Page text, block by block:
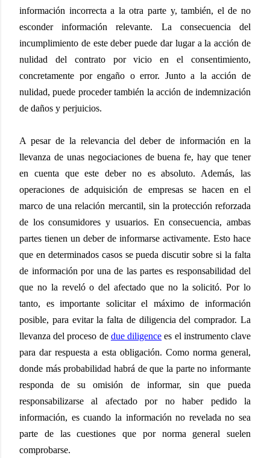
información incorrecta a la otra parte y, también, el de no
esconder información relevante. La consecuencia del
incumplimiento de este deber puede dar lugar a la acción de
nulidad del contrato por vicio en el consentimiento,
concretamente por engaño o error. Junto a la acción de
nulidad, puede proceder también la acción de indemnización
de daños y perjuicios.
A pesar de la relevancia del deber de información en la
llevanza de unas negociaciones de buena fe, hay que tener
en cuenta que este deber no es absoluto. Además, las
operaciones de adquisición de empresas se hacen en el
marco de una relación mercantil, sin la protección reforzada
de los consumidores y usuarios. En consecuencia, ambas
partes tienen un deber de informarse activamente. Esto hace
que en determinados casos se pueda discutir sobre si la falta
de información por una de las partes es responsabilidad del
que no la reveló o del afectado que no la solicitó. Por lo
tanto, es importante solicitar el máximo de información
posible, para evitar la falta de diligencia del comprador. La
llevanza del proceso de due diligence es el instrumento clave
para dar respuesta a esta obligación. Como norma general,
donde más probabilidad habrá de que la parte no informante
responda de su omisión de informar, sin que pueda
responsabilizarse al afectado por no haber pedido la
información, es cuando la información no revelada no sea
parte de las cuestiones que por norma general suelen
comprobarse.